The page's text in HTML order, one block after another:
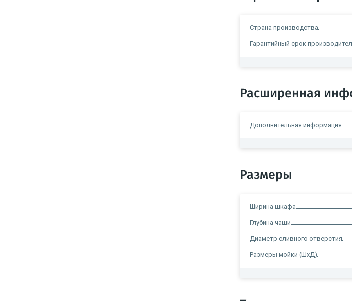
Страна производства
Гарантийный срок
Расширенная
Дополнительная информация
Размеры
Ширина шкафа
Глубина чаши
Диаметр сливного отверстия
Размеры мойки (ШxД)